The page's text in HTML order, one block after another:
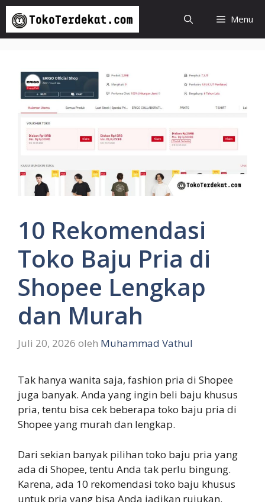
Langsung
isi
Menu
10 Rekomendasi
Toko Baju Pria di
Shopee Lengkap
dan Murah
Juli 20, 2026 oleh Muhammad Vathul
Tak hanya wanita saja, fashion pria di Shopee
juga banyak. Anda yang ingin beli baju khusus
pria, tentu bisa cek beberapa toko baju pria di
Shopee yang murah dan lengkap.
Dari sekian banyak pilihan toko baju pria yang
ada di Shopee, tentu Anda tak perlu bingung.
Karena, ada 10 rekomendasi toko baju khusus
untuk pria yang bisa Anda jadikan rujukan.